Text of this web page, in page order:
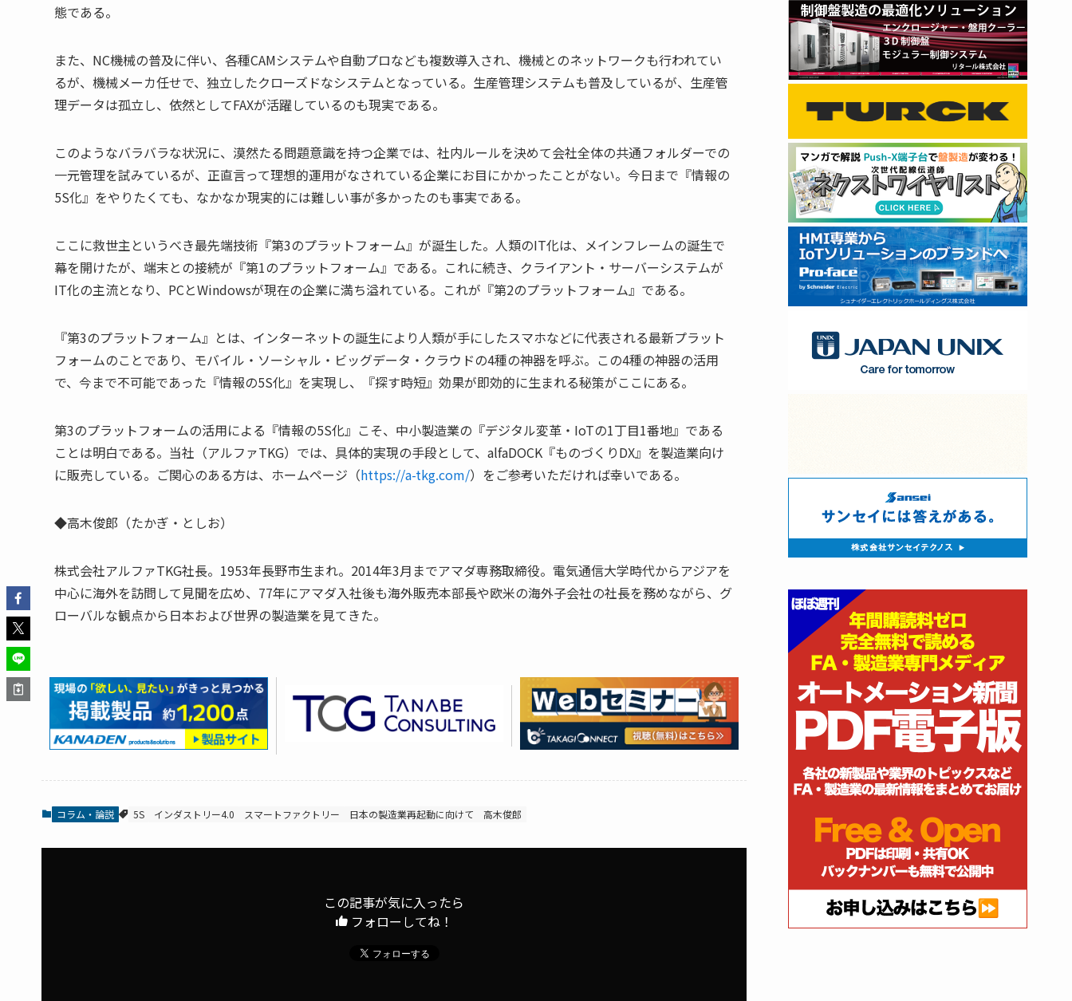
態である。
また、NC機械の普及に伴い、各種CAMシステムや自動プロなども複数導入され、機械とのネットワークも行われてい
るが、機械メーカ任せで、独立したクローズドなシステムとなっている。生産管理システムも普及しているが、生産管
理データは孤立し、依然としてFAXが活躍しているのも現実である。
このようなバラバラな状況に、漠然たる問題意識を持つ企業では、社内ルールを決めて会社全体の共通フォルダーでの
一元管理を試みているが、正直言って理想的運用がなされている企業にお目にかかったことがない。今日まで『情報の
5S化』をやりたくても、なかなか現実的には難しい事が多かったのも事実である。
ここに救世主というべき最先端技術『第3のプラットフォーム』が誕生した。人類のIT化は、メインフレームの誕生で
幕を開けたが、端末との接続が『第1のプラットフォーム』である。これに続き、クライアント・サーバーシステムが
IT化の主流となり、PCとWindowsが現在の企業に満ち溢れている。これが『第2のプラットフォーム』である。
『第3のプラットフォーム』とは、インターネットの誕生により人類が手にしたスマホなどに代表される最新プラット
フォームのことであり、モバイル・ソーシャル・ビッグデータ・クラウドの4種の神器を呼ぶ。この4種の神器の活用
で、今まで不可能であった『情報の5S化』を実現し、『探す時短』効果が即効的に生まれる秘策がここにある。
第3のプラットフォームの活用による『情報の5S化』こそ、中小製造業の『デジタル変革・IoTの1丁目1番地』である
ことは明白である。当社（アルファTKG）では、具体的実現の手段として、alfaDOCK『ものづくりDX』を製造業向け
に販売している。ご関心のある方は、ホームページ（https://a-tkg.com/）をご参考いただければ幸いである。
◆高木俊郎（たかぎ・としお）
株式会社アルファTKG社長。1953年長野市生まれ。2014年3月までアマダ専務取締役。電気通信大学時代からアジアを
中心に海外を訪問して見聞を広め、77年にアマダ入社後も海外販売本部長や欧米の海外子会社の社長を務めながら、グ
ローバルな観点から日本および世界の製造業を見てきた。
コラム・論説 5S インダストリー4.0 スマートファクトリー 日本の製造業再起動に向けて 高木俊郎
この記事が気に入ったら
フォローしてね！